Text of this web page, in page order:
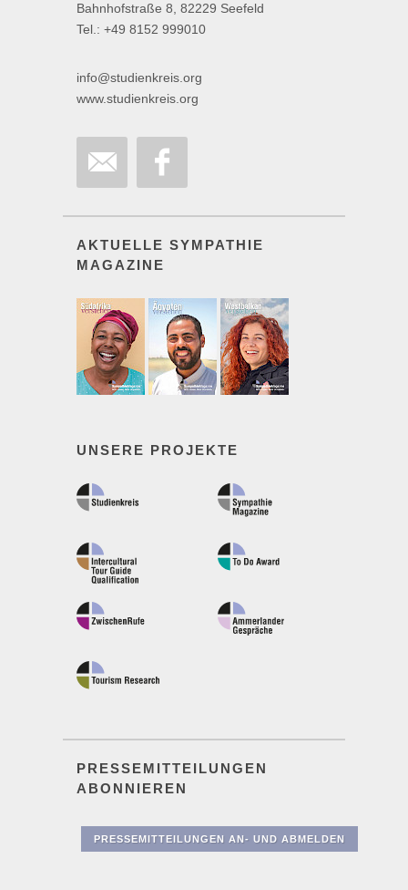
Bahnhofstraße 8, 82229 Seefeld
Tel.: +49 8152 999010
info@studienkreis.org
www.studienkreis.org
AKTUELLE SYMPATHIE
MAGAZINE
UNSERE PROJEKTE
PRESSEMITTEILUNGEN
ABONNIEREN
PRESSEMITTEILUNGEN AN- UND ABMELDEN